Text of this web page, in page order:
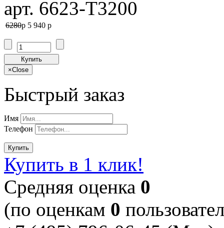
арт. 6623-T3200
6280p 5 940 p
Купить
×Close
Быстрый заказ
Имя
Телефон
Купить
Купить в 1 клик!
Cредняя оценка 0
(по оценкам 0